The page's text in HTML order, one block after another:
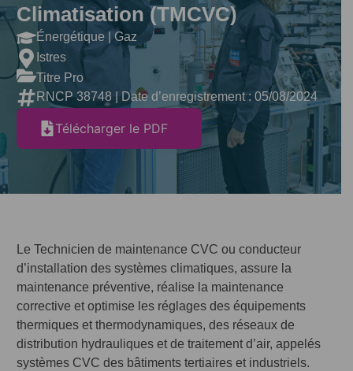
Climatisation (TMCVC)
Énergétique | Gaz
Istres
Titre Pro
RNCP 38748 | Date d’enregistrement : 05/08/2024
Télécharger le PDF
Le Technicien de maintenance CVC ou conducteur
d’installation des systèmes climatiques, assure la
maintenance préventive, réalise la maintenance
corrective et optimise les réglages des équipements
thermiques et thermodynamiques, des réseaux de
distribution hydrauliques et de traitement d’air, appelés
systèmes CVC des bâtiments tertiaires et industriels.